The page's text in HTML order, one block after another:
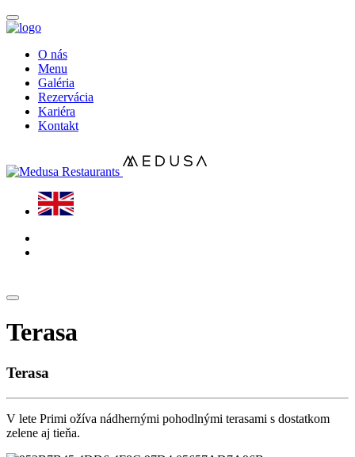
O nás
Menu
Galéria
Rezervácia
Kariéra
Kontakt
Terasa
Terasa
V lete Primi ožíva nádhernými pohodlnými terasami s dostatkom
zelene aj tieňa.